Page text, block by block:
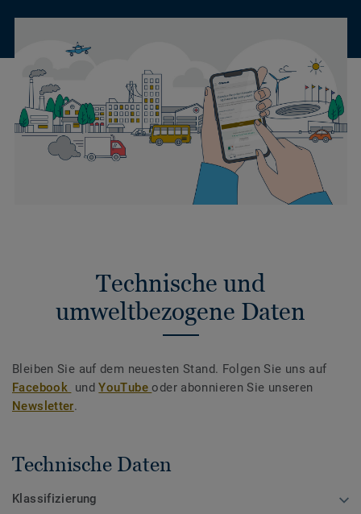
Technische und
umweltbezogene Daten
Bleiben Sie auf dem neuesten Stand. Folgen Sie uns auf
Facebook undYouTubeoder abonnieren Sie unseren
Newsletter.
Technische Daten
Klassifizierung